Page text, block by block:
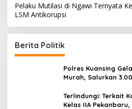
Pelaku Mutilasi di Ngawi Ternyata
LSM Antikorupsi
Berita Politik
Polres Kuansing
Murah, Salurkan
Terlindungi: Terkait
Kelas IIA